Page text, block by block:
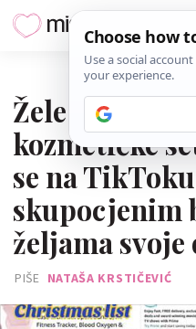
Žele tenisice,
kozmetičke
se na
skupocjenim
željama svoje
PIŠE NATAŠA KRSTIČEVIĆ